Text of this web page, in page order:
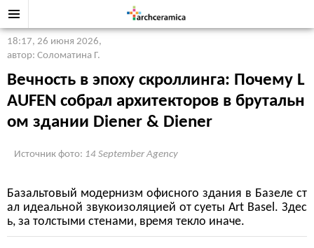
18:17, 26 июня 2026,
автор: Соломатина Г.
Вечность в эпоху скроллинга: Почему L
AUFEN собрал архитекторов в брутальн
ом здании Diener & Diener
Источник фото: 14 September Agency
Базальтовый модернизм офисного здания в Базеле ст
ал идеальной звукоизоляцией от суеты Art Basel. Здес
ь, за толстыми стенами, время текло иначе.